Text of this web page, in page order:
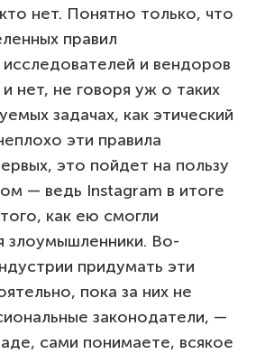
нет. Понятно только, что
правил
и вендоров
нет, не говоря уж о таких
задачах, как этический
эти правила
это пойдет на пользу
— ведь Instagram в итоге
как ею смогли
злоумышленники. Во-
придумать эти
пока за них не
законодатели, —
сами понимаете, всякое